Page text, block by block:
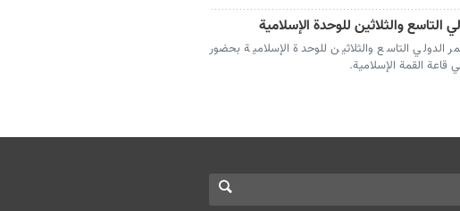
التاسع والثلاثين للوحدة الإسلامية
الدولي التاسع والثلاثين للوحدة الإسلامية بحضور
قاعة القمة الإسلامية.